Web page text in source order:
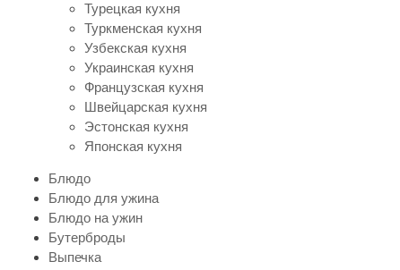
Турецкая кухня
Туркменская кухня
Узбекская кухня
Украинская кухня
Французская кухня
Швейцарская кухня
Эстонская кухня
Японская кухня
Блюдо
Блюдо для ужина
Блюдо на ужин
Бутерброды
Выпечка